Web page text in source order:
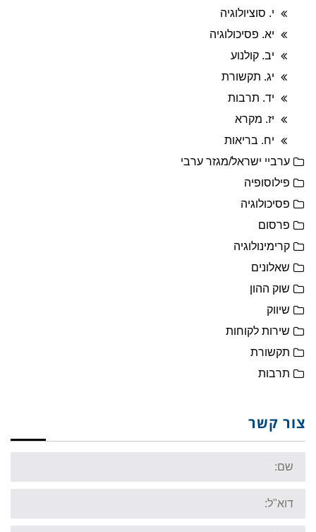
י. סוציולוגיה
יא. פסיכולוגיה
יב. קולנוע
יג. תקשורת
יד. תרבות
יז. מקרא
יח. בריאות
ערביי ישראל/מגזר ערבי
פילוסופיה
פסיכולוגיה
פרסום
קרימינולוגיה
שאלונים
שוק ההון
שיווק
שירות לקוחות
תקשורת
תרבות
צור קשר
Name:
Email: